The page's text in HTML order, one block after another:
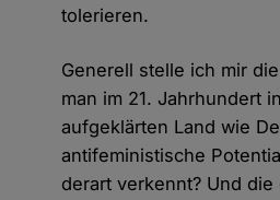
tolerieren.
Generell stelle ich mir
man im 21. Jahrhundert
aufgeklärten Land wie
antifeministische
derart verkennt? Und die